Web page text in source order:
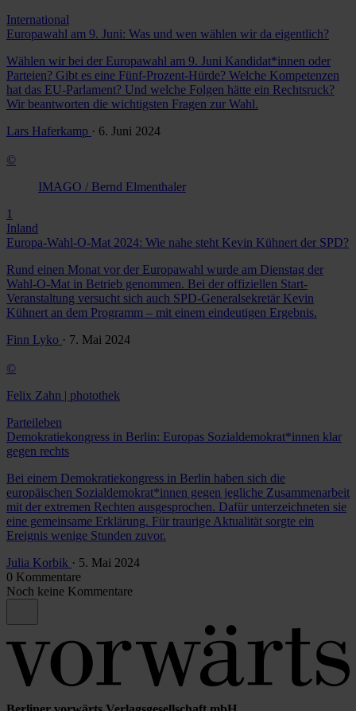
International
Europawahl am 9. Juni: Was und wen wählen wir da eigentlich?
Wählen wir bei der Europawahl am 9. Juni Kandidat*innen oder
Parteien? Gibt es eine Fünf-Prozent-Hürde? Welche Kompetenzen
hat das EU-Parlament? Und welche Folgen hätte ein Rechtsruck?
Wir beantworten die wichtigsten Fragen zur Wahl.
Lars Haferkamp · 6. Juni 2024
©
IMAGO / Bernd Elmenthaler
1
Inland
Europa-Wahl-O-Mat 2024: Wie nahe steht Kevin Kühnert der SPD?
Rund einen Monat vor der Europawahl wurde am Dienstag der
Wahl-O-Mat in Betrieb genommen. Bei der offiziellen Start-
Veranstaltung versucht sich auch SPD-Generalsekretär Kevin
Kühnert an dem Programm – mit einem eindeutigen Ergebnis.
Finn Lyko · 7. Mai 2024
©
Felix Zahn | photothek
Parteileben
Demokratiekongress in Berlin: Europas Sozialdemokrat*innen klar
gegen rechts
Bei einem Demokratiekongress in Berlin haben sich die
europäischen Sozialdemokrat*innen gegen jegliche Zusammenarbeit
mit der extremen Rechten ausgesprochen. Dafür unterzeichneten sie
eine gemeinsame Erklärung. Für traurige Aktualität sorgte ein
Ereignis wenige Stunden zuvor.
Julia Korbik · 5. Mai 2024
0 Kommentare
Noch keine Kommentare